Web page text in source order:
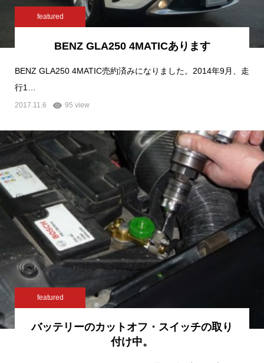
featured
BENZ GLA250 4MATICあります
BENZ GLA250 4MATIC売約済みになりました。2014年9月、走
行1…
2017.11.6 95 view
featured
バッテリーのカットオフ・スイッチの取り
付け中。